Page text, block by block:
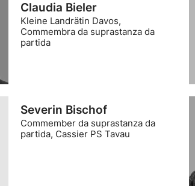
Claudia Bieler
Kleine Landrätin Davos,
Commembra da suprastanza da
partida
Severin Bischof
Commember da suprastanza da
partida, Cassier PS Tavau